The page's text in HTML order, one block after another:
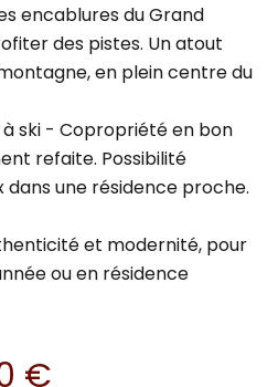
encablures du Grand
des pistes. Un atout
en plein centre du
ski - Copropriété en bon
refaite. Possibilité
une résidence proche.
et modernité, pour
ou en résidence
€